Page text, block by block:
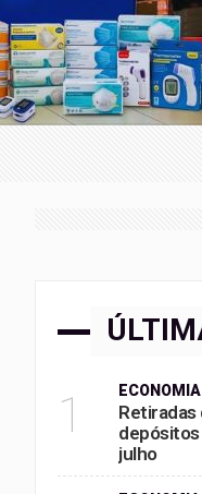
1 ECONOMIA
Retiradas
depósitos
julho